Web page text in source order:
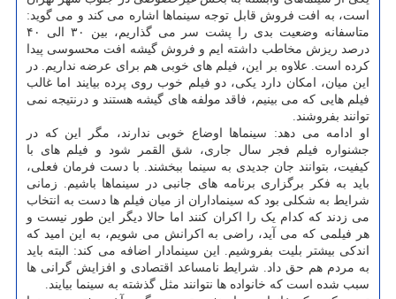
است، به افت فروش قابل توجه سینماها اشاره می کند و می گوید:
متاسفانه وضعیت بدی را پشت سر می گذاریم، بین ۳۰ الی ۴۰
درصد ریزش مخاطب داشته ایم و فروش گیشه افت محسوسی پیدا
کرده است. علاوه بر این، فیلم های خوبی هم برای عرضه نداریم. در
این میان، امکان دارد یکی، دو فیلم خوب روی پرده بیایند اما غالب
فیلم هایی که می بینیم، فاقد مولفه های گیشه هستند و درنتیجه نمی
توانند بفروشند.
او ادامه می دهد: سینماها اوضاع خوبی ندارند، مگر این که در
جشنواره فیلم فجر سال جاری، شق القمر شود و فیلم های با
کیفیت، بتوانند جان جدیدی به سینما ببخشند. با دست فرمان فعلی،
باید به فکر برگزاری برنامه های جانبی در سینماها باشیم. زمانی
شرایط به شکلی بود که سینماداران از میان فیلم ها دست به انتخاب
می زدند که کدام یک را اکران کنند اما حالا دیگر این طور نیست و
هر فیلمی که می آید، راضی به اکرانش می شویم، به این امید که
اندکی بیشتر بلیت بفروشیم. این سینمادار اضافه می کند: البته باید
به مردم هم حق داد. شرایط نامساعد اقتصادی و افزایش گرانی ها
سبب شده است که خانواده ها نتوانند مثل گذشته به سینما بیایند.